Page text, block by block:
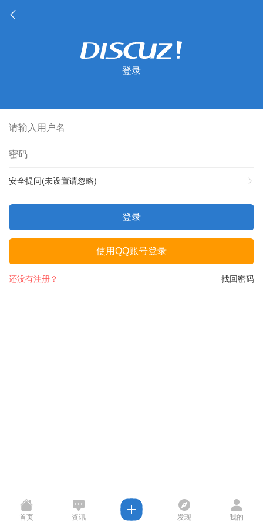
登录
安全提问(未设置请忽略)
登录
使用QQ账号登录
找回密码
还没有注册？
首页 资讯 发现 我的